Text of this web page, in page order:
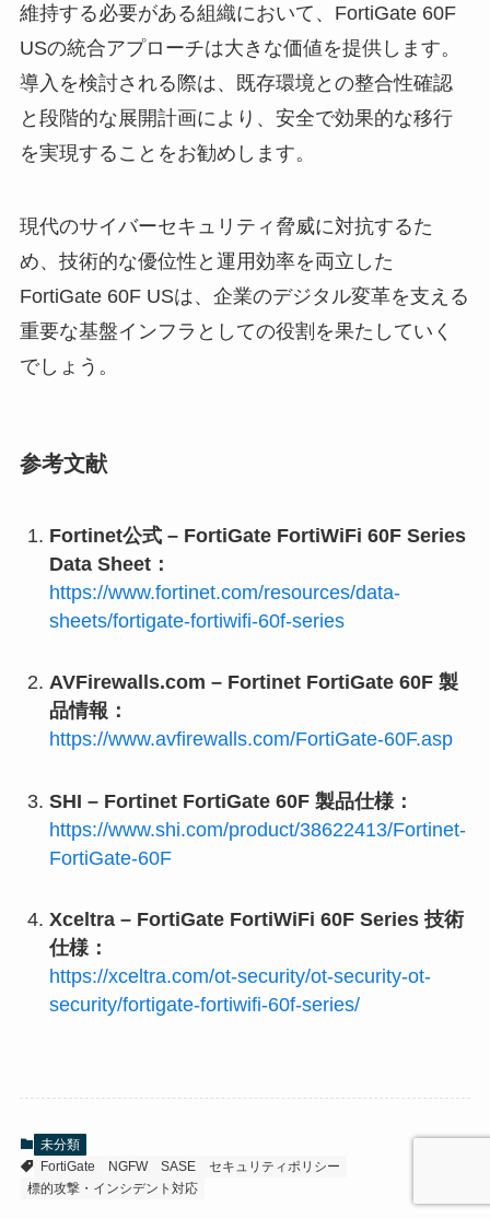
維持する必要がある組織において、FortiGate 60F
USの統合アプローチは大きな価値を提供します。
導入を検討される際は、既存環境との整合性確認
と段階的な展開計画により、安全で効果的な移行
を実現することをお勧めします。
現代のサイバーセキュリティ脅威に対抗するた
め、技術的な優位性と運用効率を両立した
FortiGate 60F USは、企業のデジタル変革を支える
重要な基盤インフラとしての役割を果たしていく
でしょう。
参考文献
Fortinet公式 – FortiGate FortiWiFi 60F Series
Data Sheet：
https://www.fortinet.com/resources/data-
sheets/fortigate-fortiwifi-60f-series
AVFirewalls.com – Fortinet FortiGate 60F 製
品情報：
https://www.avfirewalls.com/FortiGate-60F.asp
SHI – Fortinet FortiGate 60F 製品仕様：
https://www.shi.com/product/38622413/Fortinet-
FortiGate-60F
Xceltra – FortiGate FortiWiFi 60F Series 技術
仕様：
https://xceltra.com/ot-security/ot-security-ot-
security/fortigate-fortiwifi-60f-series/
未分類
FortiGate
NGFW SASE
セキュリティポリシー
標的攻撃・インシデント対応